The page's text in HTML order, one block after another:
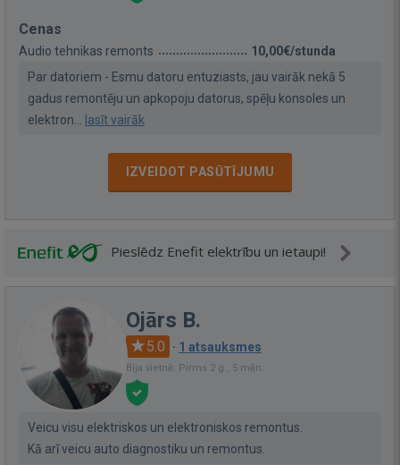
Cenas
Audio tehnikas remonts
10,00€/stunda
Par datoriem - Esmu datoru entuziasts, jau vairāk nekā 5
gadus remontēju un apkopoju datorus, spēļu konsoles un
elektron...
lasīt vairāk
IZVEIDOT PASŪTĪJUMU
Pieslēdz Enefit elektrību un ietaupi!
Ojārs B.
5.0 · 1 atsauksmes
Bija vietnē: Pirms 2 g., 5 mēn.
Veicu visu elektriskos un elektroniskos remontus.
Kā arī veicu auto diagnostiku un remontus.